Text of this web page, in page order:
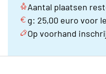
Aantal plaatsen
g: 25,00 euro voor
Op voorhand